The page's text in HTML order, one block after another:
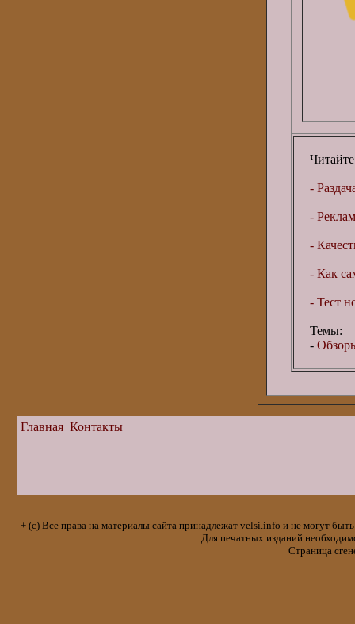
-
-
-
- Как
- Тест
Темы:
-
Главная Контакты
+ (с) Все права на материалы сайта принадлежат velsi.info и не могут
Для печатных изданий
Страница